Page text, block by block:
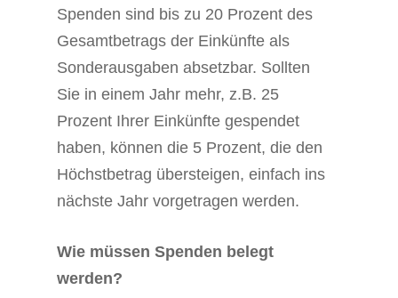
Spenden sind bis zu 20 Prozent des
Gesamtbetrags der Einkünfte als
Sonderausgaben absetzbar. Sollten
Sie in einem Jahr mehr, z.B. 25
Prozent Ihrer Einkünfte gespendet
haben, können die 5 Prozent, die den
Höchstbetrag übersteigen, einfach ins
nächste Jahr vorgetragen werden.
Wie müssen Spenden belegt
werden?